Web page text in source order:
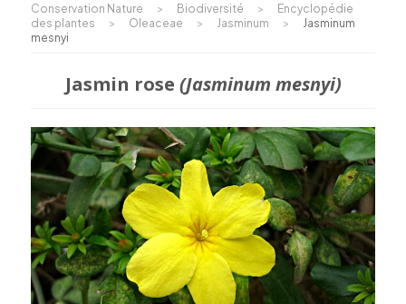
Conservation Nature > Biodiversité >
Encyclopédie
des plantes
> Oleaceae > Jasminum >
Jasminum
mesnyi
Jasmin rose (Jasminum mesnyi)